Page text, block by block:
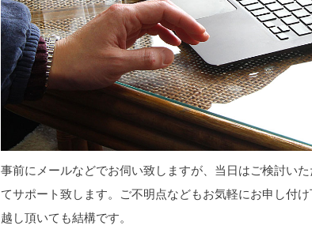
事前にメールなどでお伺い致しますが、当日はご検討い
てサポート致します。ご不明点などもお気軽にお申し付
越し頂いても結構です。